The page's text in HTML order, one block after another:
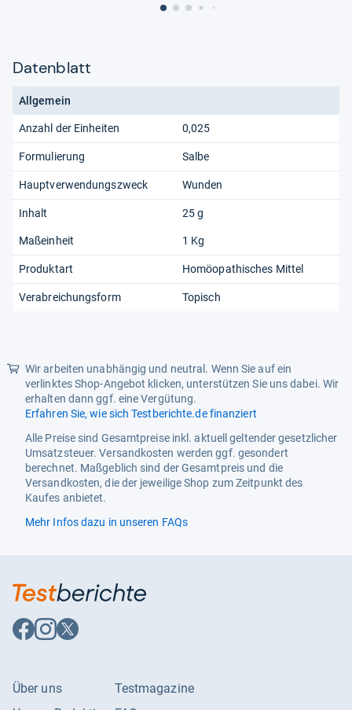
Datenblatt
Allgemein
Anzahl der Einheiten 0,025
Formulierung Salbe
Hauptverwendungszweck Wunden
Inhalt 25 g
Maßeinheit 1 Kg
Produktart Homöopathisches Mittel
Verabreichungsform Topisch
Wir arbeiten unabhängig und neutral. Wenn Sie auf ein
verlinktes Shop-Angebot klicken, unterstützen Sie uns dabei. Wir
erhalten dann ggf. eine Vergütung.
Erfahren Sie, wie sich Testberichte.de finanziert
Alle Preise sind Gesamtpreise inkl. aktuell geltender gesetzlicher
Umsatzsteuer. Versandkosten werden ggf. gesondert
berechnet. Maßgeblich sind der Gesamtpreis und die
Versandkosten, die der jeweilige Shop zum Zeitpunkt des
Kaufes anbietet.
Mehr Infos dazu in unseren FAQs
Auf
Facebook
Auf
Instagram
Auf
X
Über uns
Testmagazine